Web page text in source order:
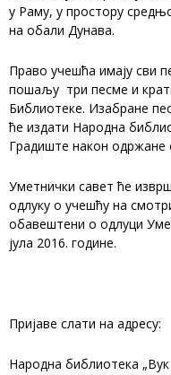
у Раму, у простору
на обали Дунава.
Право учешћа имају сви
пошаљу три песме и
Библиотеке. Изабране
ће издати Народна
Градиште након одржане
Уметнички савет ће
одлуку о учешћу на
обавештени о одлуци
јула 2016. године.
Пријаве слати на адресу:
Народна библиотека